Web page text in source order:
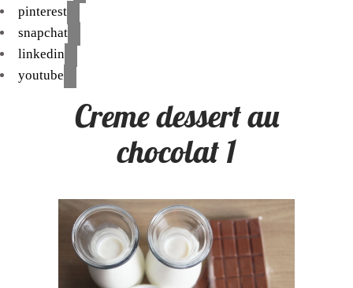
pinterest
snapchat
linkedin
youtube
Creme dessert au
chocolat 1